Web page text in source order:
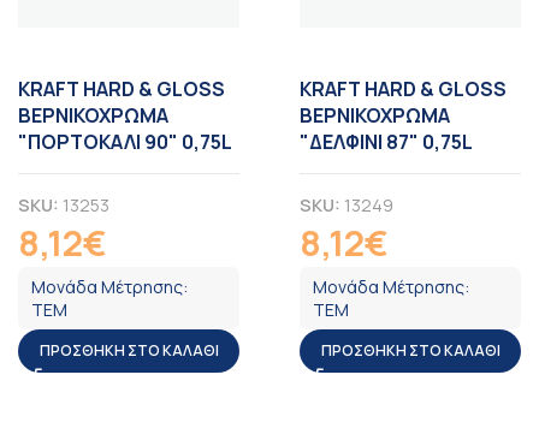
KRAFT HARD & GLOSS
ΒΕΡΝΙΚΟΧΡΩΜΑ
"ΠΟΡΤΟΚΑΛΙ 90" 0,75L
SKU: 13253
8,12€
Μονάδα Μέτρησης:
ΤΕΜ
ΠΡΟΣΘΉΚΗ ΣΤΟ ΚΑΛΆΘΙ
KRAFT HARD & GLOSS
ΒΕΡΝΙΚΟΧΡΩΜΑ
"ΔΕΛΦΙΝΙ 87" 0,75L
SKU: 13249
8,12€
Μονάδα Μέτρησης:
ΤΕΜ
ΠΡΟΣΘΉΚΗ ΣΤΟ ΚΑΛΆΘΙ